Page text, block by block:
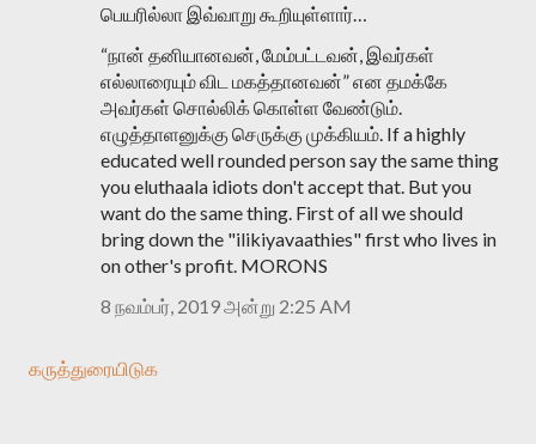
பெயரில்லா இவ்வாறு கூறியுள்ளார்…
“நான் தனியானவன், மேம்பட்டவன், இவர்கள்
எல்லாரையும் விட மகத்தானவன்” என தமக்கே
அவர்கள் சொல்லிக் கொள்ள வேண்டும்.
எழுத்தாளனுக்கு செருக்கு முக்கியம். If a highly
educated well rounded person say the same thing
you eluthaala idiots don't accept that. But you
want do the same thing. First of all we should
bring down the "ilikiyavaathies" first who lives in
on other's profit. MORONS
8 நவம்பர், 2019 அன்று 2:25 AM
கருத்துரையிடுக